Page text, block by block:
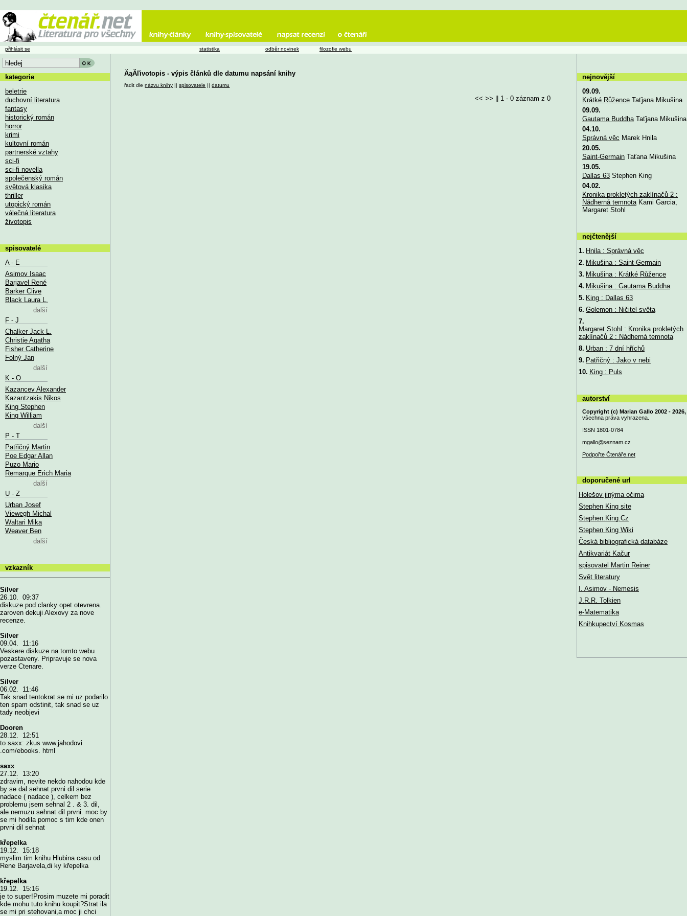
ÄąÄľivotopis - výpis článků dle datumu napsání knihy
řadit dlenázvu knihy ||spisovatele ||datumu
<< >> || 1 - 0 záznam z 0
přihlásit se statistika odběr novinek filozofie webu
kategorie
beletrie
duchovní literatura
fantasy
historický román
horror
krimi
kultovní román
partnerské vztahy
sci-fi
sci-fi novella
společenský román
světová klasika
thriller
utopický román
válečná literatura
životopis
spisovatelé
A - E
Asimov Isaac
Barjavel René
Barker Clive
Black Laura L.
další
F - J
Chalker Jack L.
Christie Agatha
Fisher Catherine
Folný Jan
další
K - O
Kazancev Alexander
Kazantzakis Nikos
King Stephen
King William
další
P - T
Patřičný Martin
Poe Edgar Allan
Puzo Mario
Remarque Erich Maria
další
U - Z
Urban Josef
Viewegh Michal
Waltari Mika
Weaver Ben
další
vzkazník
Silver
26.10. 09:37
diskuze pod clanky opet otevrena.
zaroven dekuji Alexovy za nove
recenze.
Silver
09.04. 11:16
Veskere diskuze na tomto webu
pozastaveny. Pripravuje se nova
verze Ctenare.
Silver
06.02. 11:46
Tak snad tentokrat se mi uz podarilo
ten spam odstinit, tak snad se uz
tady neobjevi
Dooren
28.12. 12:51
to saxx: zkus www.jahodovi
.com/ebooks. html
saxx
27.12. 13:20
zdravim, nevite nekdo nahodou kde
by se dal sehnat prvni dil serie
nadace ( nadace ), celkem bez
problemu jsem sehnal 2 . & 3. dil,
ale nemuzu sehnat dil prvni. moc by
se mi hodila pomoc s tim kde onen
prvni dil sehnat
křepelka
19.12. 15:18
myslim tim knihu Hlubina casu od
Rene Barjavela,di ky křepelka
křepelka
19.12. 15:16
je to super!Prosim muzete mi poradit
kde mohu tuto knihu koupit?Strat ila
se mi pri stehovani,a moc ji chci
nejnovější
09.09.
Krátké RůženceTaťjana Mikušina
09.09.
Gautama BuddhaTaťjana Mikušina
04.10.
Správná věc Marek Hnila
20.05.
Saint-GermainTaťana Mikušina
19.05.
Dallas 63Stephen King
04.02.
Kronika prokletých zaklínačů 2 :
Nádherná temnotaKami Garcia,
Margaret Stohl
nejčtenější
1. Hnila : Správná věc
2. Mikušina : Saint-Germain
3. Mikušina : Krátké Růžence
4. Mikušina : Gautama Buddha
5. King : Dallas 63
6. Golemon : Ničitel světa
7.
Margaret Stohl : Kronika prokletých
zaklínačů 2 : Nádherná temnota
8. Urban : 7 dní hříchů
9. Patřičný : Jako v nebi
10. King : Puls
autorství
Copyright (c) Marian Gallo 2002 - 2026,
všechna práva vyhrazena.
ISSN 1801-0784
mgallo@seznam.cz
Podpořte Čtenáře.net
doporučené url
Holešov jinýma očima
Stephen King site
Stephen.King.Cz
Stephen King Wiki
Česká bibliografická databáze
Antikvariát Kačur
spisovatel Martin Reiner
Svět literatury
I. Asimov - Nemesis
J.R.R. Tolkien
e-Matematika
Knihkupectví Kosmas